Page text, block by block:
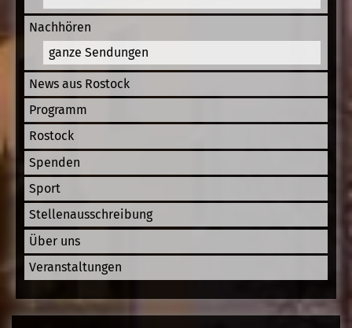
Nachhören
ganze Sendungen
News aus Rostock
Programm
Rostock
Spenden
Sport
Stellenausschreibung
Über uns
Veranstaltungen